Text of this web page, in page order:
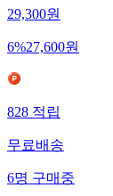
29,300원
6%27,600원
828적립
무료배송
6명구매중